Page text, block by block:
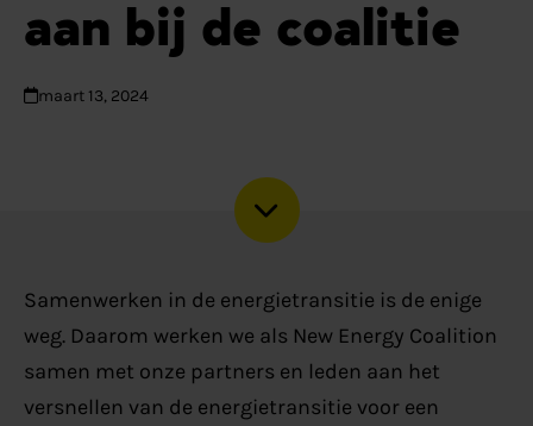
aan bij de coalitie
maart 13, 2024
Samenwerken in de energietransitie is de enige
weg. Daarom werken we als New Energy Coalition
samen met onze partners en leden aan het
versnellen van de energietransitie voor een